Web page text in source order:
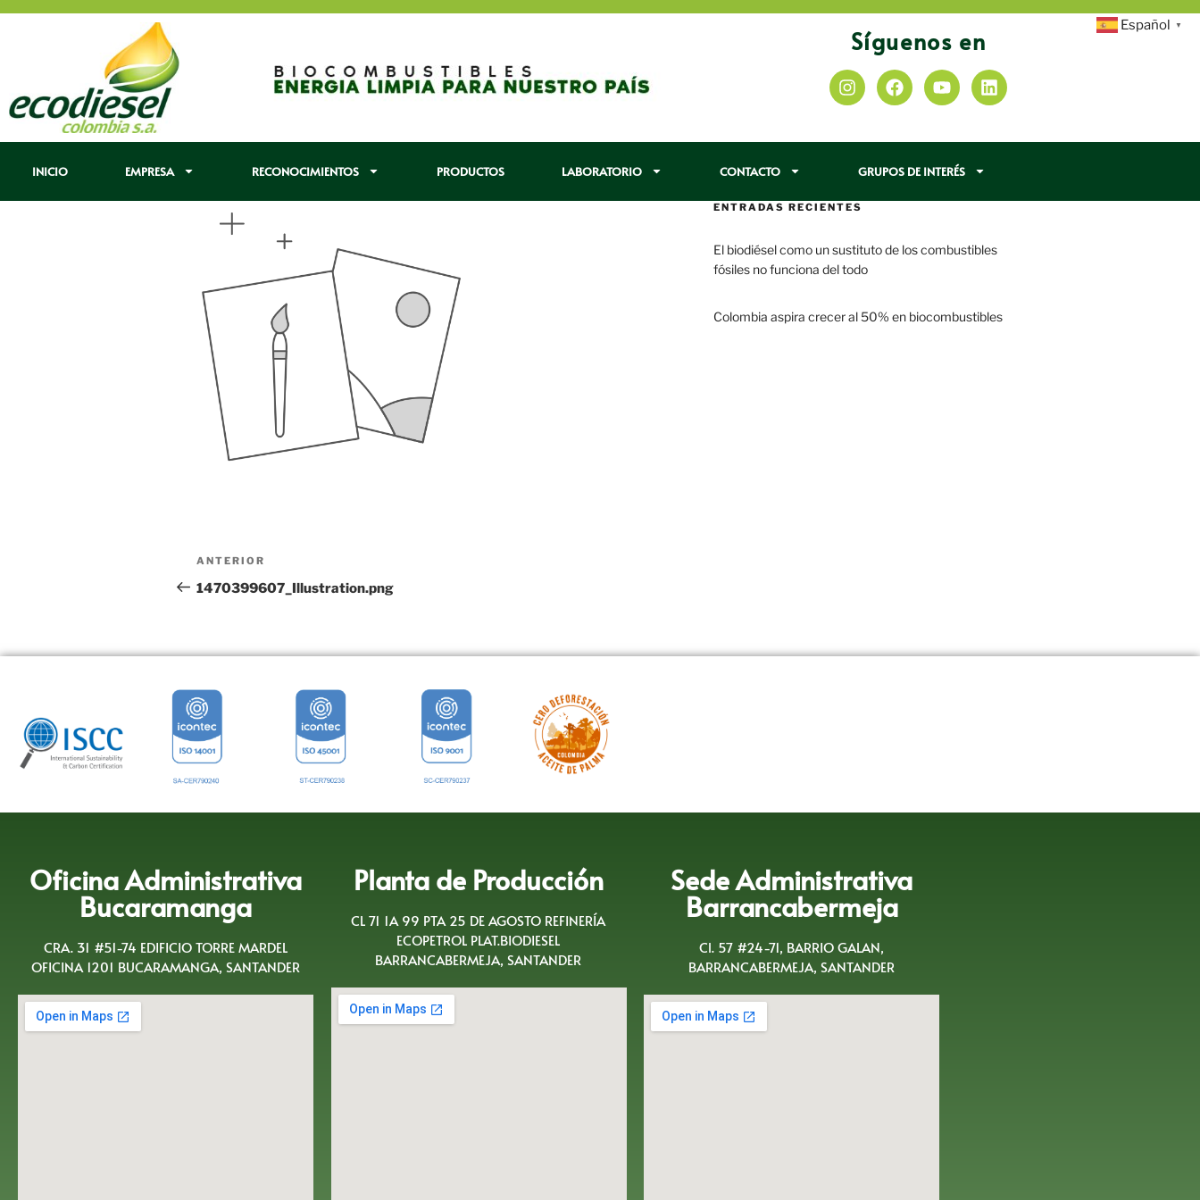
Síguenos en
INICIO EMPRESA RECONOCIMIENTOS PRODUCTOS LABORATORIO CONTACTO GRUPOS DE INTERÉS
ANTERIOR
1470399607_Illustration.png
ENTRADAS RECIENTES
El biodiésel como un sustituto de los combustibles
fósiles no funciona del todo
Colombia aspira crecer al 50% en biocombustibles
Oficina Administrativa
Bucaramanga
CRA. 31 #51-74 EDIFICIO TORRE MARDEL
OFICINA 1201 BUCARAMANGA, SANTANDER
Planta de Producción
CL 71 1A 99 PTA 25 DE AGOSTO REFINERÍA
ECOPETROL PLAT.BIODIESEL
BARRANCABERMEJA, SANTANDER
Sede Administrativa
Barrancabermeja
Cl. 57 #24-71, BARRIO GALAN,
BARRANCABERMEJA, SANTANDER
Español ▼